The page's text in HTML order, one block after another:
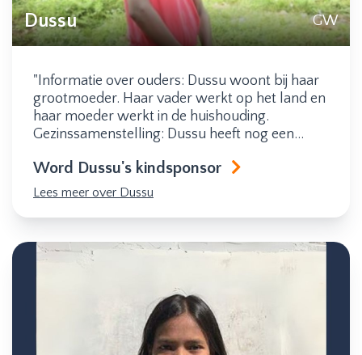
Dussu GW
"Informatie over ouders: Dussu woont bij haar
grootmoeder. Haar vader werkt op het land en
haar moeder werkt in de huishouding.
Gezinssamenstelling: Dussu heeft nog een
Word Dussu's kindsponsor
Lees meer over Dussu